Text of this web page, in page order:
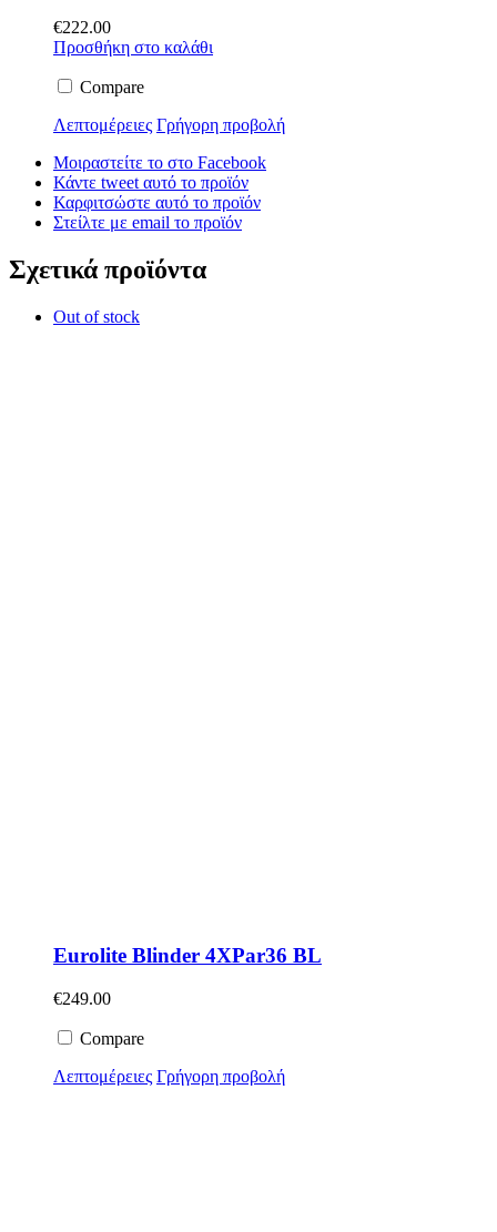
€222.00
Προσθήκη στο καλάθι
Compare
Λεπτομέρειες Γρήγορη προβολή
Μοιραστείτε το στο Facebook
Κάντε tweet αυτό το προϊόν
Καρφιτσώστε αυτό το προϊόν
Στείλτε με email το προϊόν
Σχετικά προϊόντα
Out of stock
Eurolite Blinder 4XPar36 BL
€249.00
Compare
Λεπτομέρειες Γρήγορη προβολή